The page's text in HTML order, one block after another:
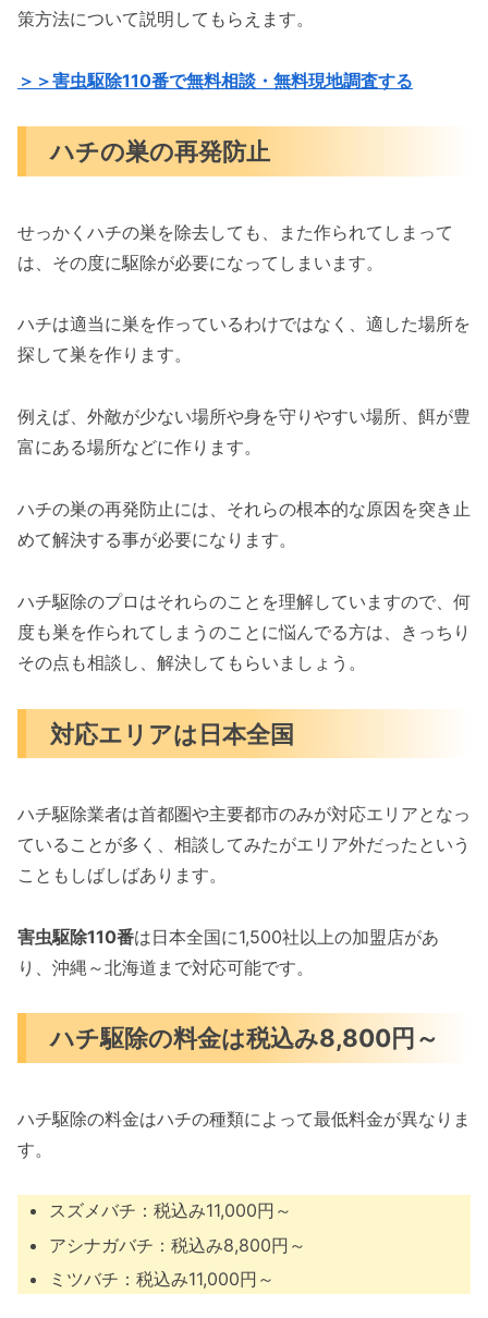
策方法について説明してもらえます。
＞＞害虫駆除110番で無料相談・無料現地調査する
ハチの巣の再発防止
せっかくハチの巣を除去しても、また作られてしまって
は、その度に駆除が必要になってしまいます。
ハチは適当に巣を作っているわけではなく、適した場所を
探して巣を作ります。
例えば、外敵が少ない場所や身を守りやすい場所、餌が豊
富にある場所などに作ります。
ハチの巣の再発防止には、それらの根本的な原因を突き止
めて解決する事が必要になります。
ハチ駆除のプロはそれらのことを理解していますので、何
度も巣を作られてしまうのことに悩んでる方は、きっちり
その点も相談し、解決してもらいましょう。
対応エリアは日本全国
ハチ駆除業者は首都圏や主要都市のみが対応エリアとなっ
ていることが多く、相談してみたがエリア外だったという
こともしばしばあります。
害虫駆除110番は日本全国に1,500社以上の加盟店があ
り、沖縄～北海道まで対応可能です。
ハチ駆除の料金は税込み8,800円～
ハチ駆除の料金はハチの種類によって最低料金が異なりま
す。
スズメバチ：税込み11,000円～
アシナガバチ：税込み8,800円～
ミツバチ：税込み11,000円～